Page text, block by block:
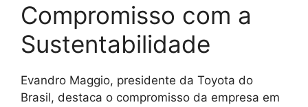
Compromisso com a
Sustentabilidade
Evandro Maggio, presidente da Toyota do
Brasil, destaca o compromisso da empresa em